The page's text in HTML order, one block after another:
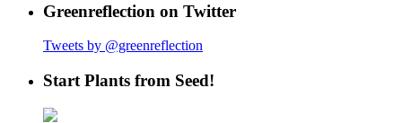
Greenreflection on Twitter
Tweets by @greenreflection
Start Plants from Seed!